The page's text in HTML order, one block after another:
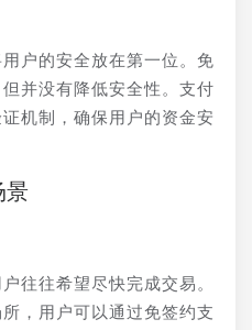
户的安全放在第一位。免
并没有降低安全性。支付
机制，确保用户的资金安
景
往往希望尽快完成交易。
，用户可以通过免签约支